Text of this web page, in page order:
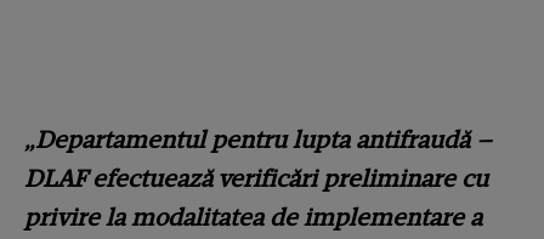
„Departamentul pentru lupta antifraudă –
DLAF efectuează verificări preliminare cu
privire la modalitatea de implementare a